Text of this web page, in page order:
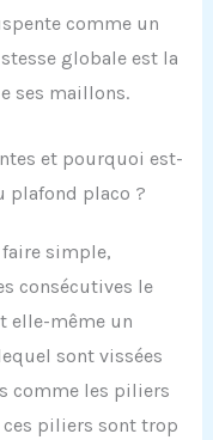
comme un
globale est la
ses maillons.
et pourquoi est-
placo ?
faire simple,
consécutives le
elle-même un
sont vissées
comme les piliers
piliers sont trop